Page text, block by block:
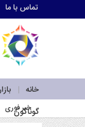
تماس با ما
خانه
گوناگون
ما
درباره
خبر فوری